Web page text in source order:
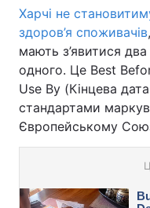
Харчі не
здоров’я споживачів
мають з’явитися
одного. Це Best
Use By (Кінцева
стандартами
Європейському